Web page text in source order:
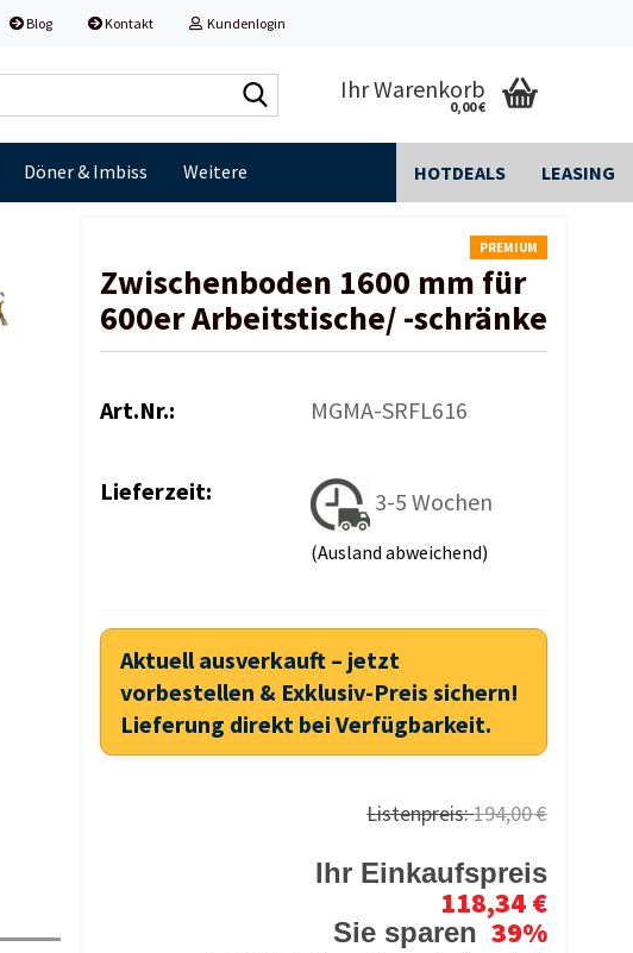
Blog Kontakt Kundenlogin
durchsuchen...
Ihr Warenkorb
0,00 €
Döner & Imbiss HOTDEALS LEASING
Weitere
PREMIUM
Zwischenboden 1600 mm für
600er Arbeitstische/ -schränke
Art.Nr.: MGMA-SRFL616
Lieferzeit: 3-5 Wochen
(Ausland abweichend)
Aktuell ausverkauft – jetzt
vorbestellen & Exklusiv-Preis sichern!
Lieferung direkt bei Verfügbarkeit.
Listenpreis:194,00 €
Ihr Einkaufspreis
118,34 €
Sie sparen 39%